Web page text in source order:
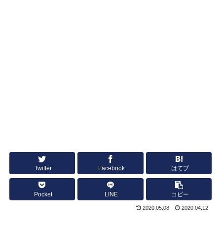
Twitter Facebook はてブ
Pocket LINE コピー
2020.05.08 2020.04.12